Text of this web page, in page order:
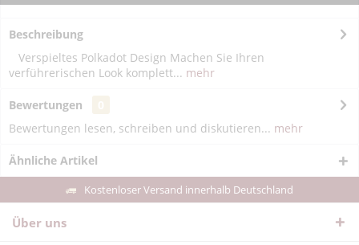
Beschreibung
Verspieltes Polkadot Design Machen Sie Ihren
verführerischen Look komplett... mehr
Bewertungen
Bewertungen lesen, schreiben und diskutieren... mehr
Ähnliche Artikel
Kostenloser Versand innerhalb Deutschland
Über uns